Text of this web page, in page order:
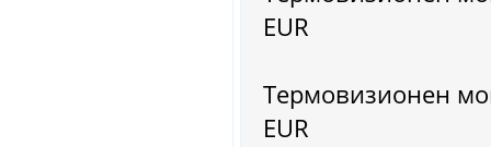
EUR
Термовизионен
EUR